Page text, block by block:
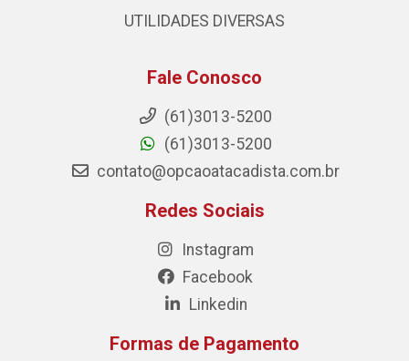
UTILIDADES DIVERSAS
Fale Conosco
(61)3013-5200
(61)3013-5200
contato@opcaoatacadista.com.br
Redes Sociais
Instagram
Facebook
Linkedin
Formas de Pagamento